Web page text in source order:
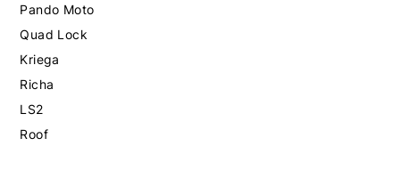
Pando Moto
Quad Lock
Kriega
Richa
LS2
Roof